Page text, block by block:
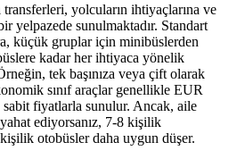
yolcuların ihtiyaçlarına ve
yelpazede sunulmaktadır. Standart
küçük gruplar için minibüslerden
kadar her ihtiyaca yönelik
tek başınıza veya çift olarak
sınıf araçlar genellikle EUR
sabit fiyatlarla sunulur. Ancak, aile
ediyorsanız, 7-8 kişilik
otobüsler daha uygun düşer.